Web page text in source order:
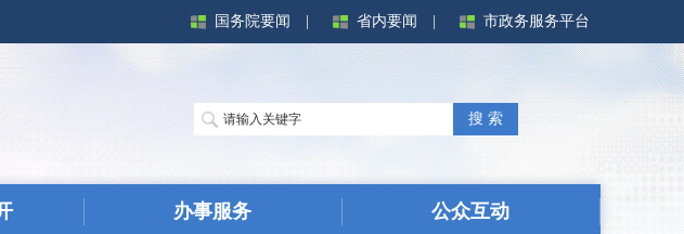
国务院要闻 省内要闻 市政务服务平台
搜 索
办事服务 公众互动